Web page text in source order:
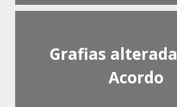
Grafias
Acordo